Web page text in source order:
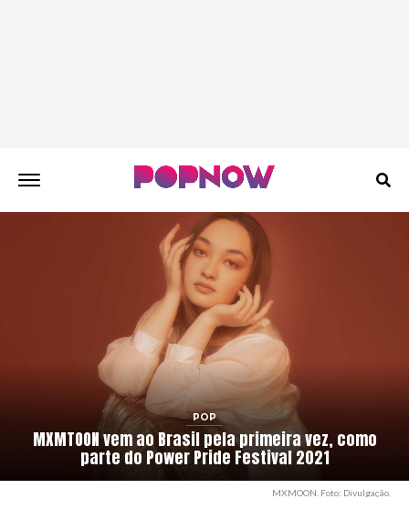
POP
MXMTOON vem ao Brasil pela primeira vez, como
parte do Power Pride Festival 2021
MXMOON. Foto: Divulgação.